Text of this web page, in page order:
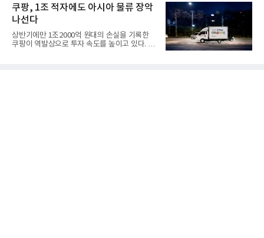
쿠팡, 1조 적자에도 아시아 물류 장악
나선다
상반기에만 1조2000억 원대의 손실을 기록한
쿠팡이 역발상으로 투자 속도를 높이고 있다. 이